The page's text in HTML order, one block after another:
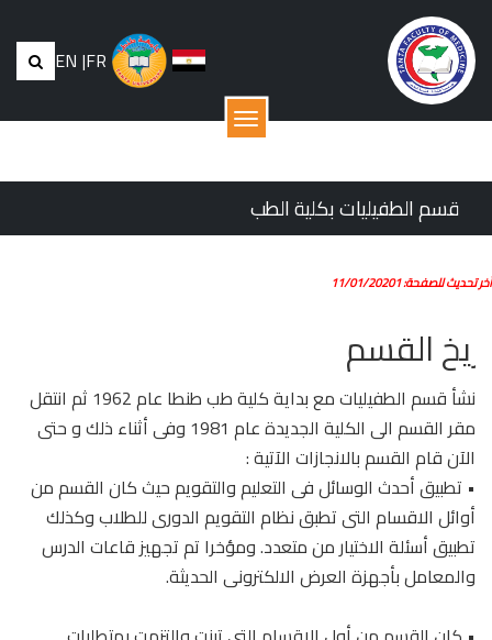
EN |FR
القائمة
قسم الطفيليات بكلية الطب
أخر تحديث للصفحة: 11/01/20201
عن تاريخ القسم
نشأ قسم الطفيليات مع بداية كلية طب طنطا عام 1962 ثم انتقل
مقر القسم الى الكلية الجديدة عام 1981 وفى أثناء ذلك و حتى
الآن قام القسم بالانجازات الآتية :
• تطبيق أحدث الوسائل فى التعليم والتقويم حيث كان القسم من
أوائل الاقسام التى تطبق نظام التقويم الدورى للطلاب وكذلك
تطبيق أسئلة الاختيار من متعدد. ومؤخرا تم تجهيز قاعات الدرس
والمعامل بأجهزة العرض الالكترونى الحديثة.